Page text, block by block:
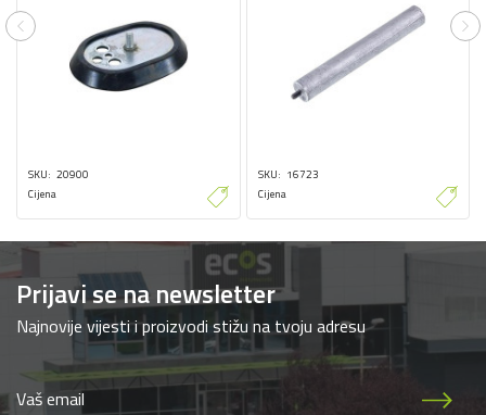
SKU 20900
Cijena
SKU
16723
Cijena
Previous
Prijavi se na newsletter
Najnovije vijesti i proizvodi stižu na tvoju adresu